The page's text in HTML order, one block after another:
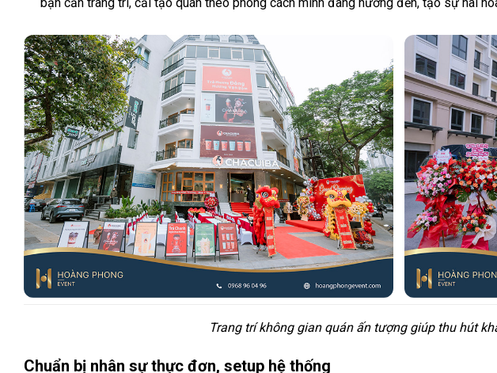
Trang trí không gian quán ấn tượng giúp thu hút
Chuẩn bị nhân sự thực đơn, setup hệ thống